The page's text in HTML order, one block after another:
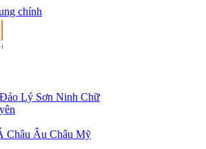
chính
Đảo Lý Sơn Ninh Chữ
Châu Âu Châu Mỹ